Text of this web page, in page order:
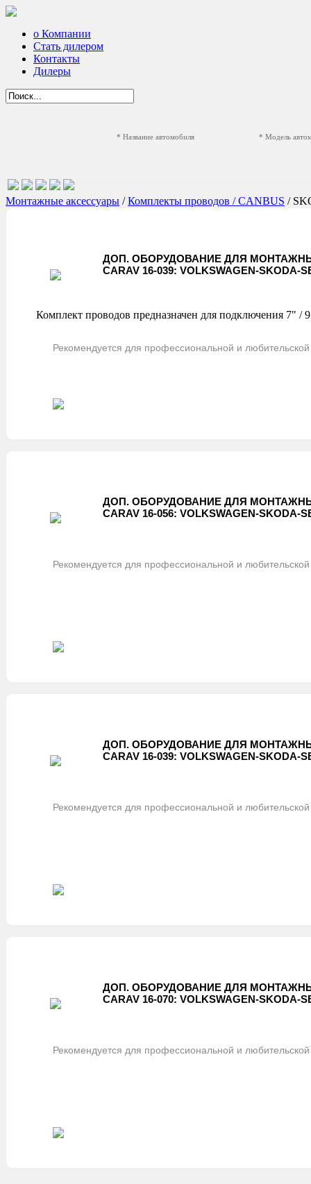
о Компании
Стать дилером
Контакты
Дилеры
* Название автомобиля * Модель
Монтажные аксессуары /Комплекты проводов / CANBUS /
ДОП. ОБОРУДОВАНИЕ ДЛЯ
CARAV 16-039: VOLKSWAGEN-SKODA-
Комплект проводов предназначен для подключения 7"
Рекомендуется для профессиональной и
ДОП. ОБОРУДОВАНИЕ ДЛЯ
CARAV 16-056: VOLKSWAGEN-SKODA-
Рекомендуется для профессиональной и
ДОП. ОБОРУДОВАНИЕ ДЛЯ
CARAV 16-039: VOLKSWAGEN-SKODA-
Рекомендуется для профессиональной и
ДОП. ОБОРУДОВАНИЕ ДЛЯ
CARAV 16-070: VOLKSWAGEN-SKODA-
Рекомендуется для профессиональной и